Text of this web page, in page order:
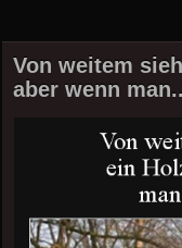
Von weitem
aber wenn man..